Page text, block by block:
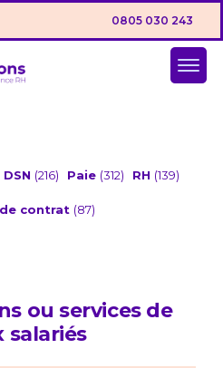
0805 030 243
DSN (216) Paie (312) RH (139)
contrat (87)
ou services de
salariés